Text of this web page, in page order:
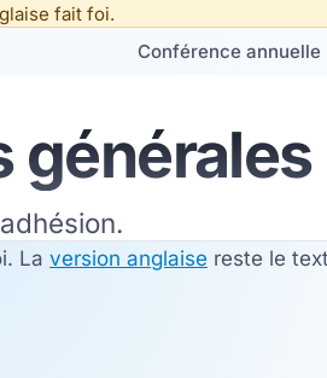
fait foi.
Conférence annuelle
générales
La version anglaise reste le